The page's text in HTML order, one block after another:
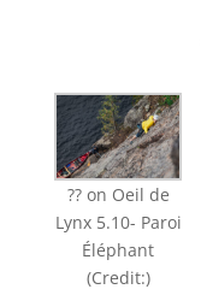
?? on Oeil de
Lynx 5.10- Paroi
Éléphant
(Credit:)